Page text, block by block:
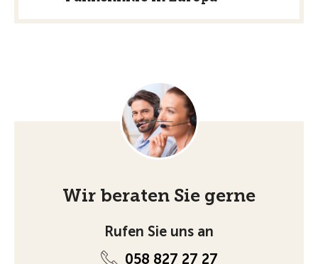
Wir beraten Sie gerne
Rufen Sie uns an
058 827 27 27